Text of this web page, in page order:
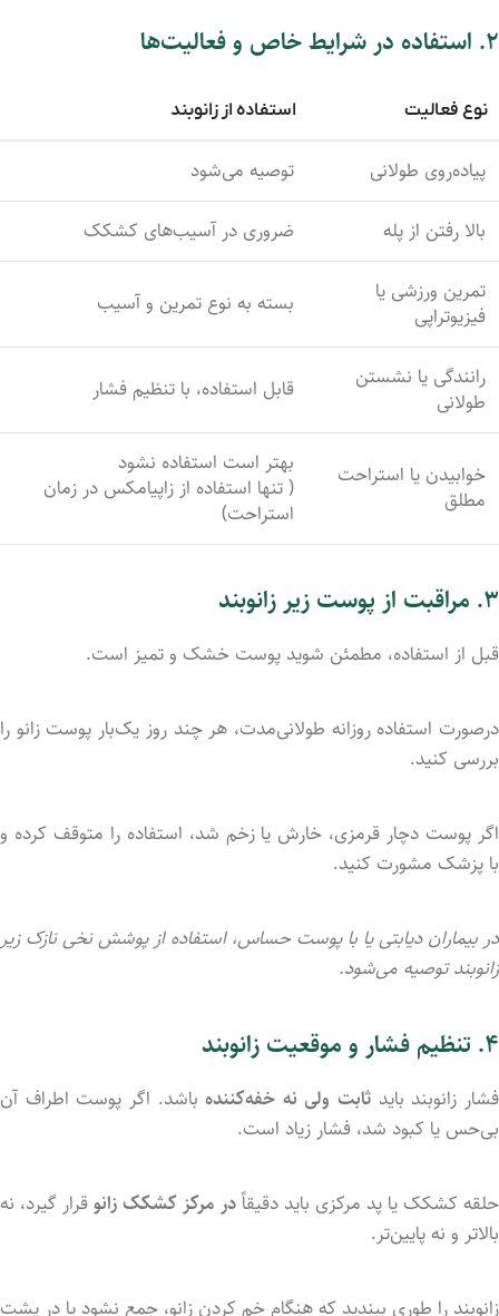
۲. استفاده در شرایط خاص و فعالیت‌ها
نوع فعالیت استفاده از زانوبند
پیاده‌روی طولانی توصیه می‌شود
بالا رفتن از پله ضروری در آسیب‌های کشکک
تمرین ورزشی یا
فیزیوتراپی
بسته به نوع تمرین و آسیب
رانندگی یا نشستن
طولانی
قابل استفاده، با تنظیم فشار
خوابیدن یا استراحت
مطلق
بهتر است استفاده نشود
( تنها استفاده از زاپیامکس در زمان
استراحت)
۳. مراقبت از پوست زیر زانوبند
قبل از استفاده، مطمئن شوید پوست خشک و تمیز است.
درصورت استفاده روزانه طولانی‌مدت، هر چند روز یک‌بار پوست زانو را
بررسی کنید.
اگر پوست دچار قرمزی، خارش یا زخم شد، استفاده را متوقف کرده و
با پزشک مشورت کنید.
در بیماران دیابتی یا با پوست حساس، استفاده از پوشش نخی نازک زیر
زانوبند توصیه می‌شود.
۴. تنظیم فشار و موقعیت زانوبند
فشار زانوبند باید ثابت ولی نه خفه‌کنندهباشد. اگر پوست اطراف آن
بی‌حس یا کبود شد، فشار زیاد است.
حلقه کشکک یا پد مرکزی باید دقیقاًدر مرکز کشکک زانوقرار گیرد، نه
بالاتر و نه پایین‌تر.
زانوبند را طوری ببندید که هنگام خم کردن زانو، جمع نشود یا در پشت